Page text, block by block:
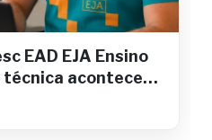
EAD EJA Ensino
técnica acontecem